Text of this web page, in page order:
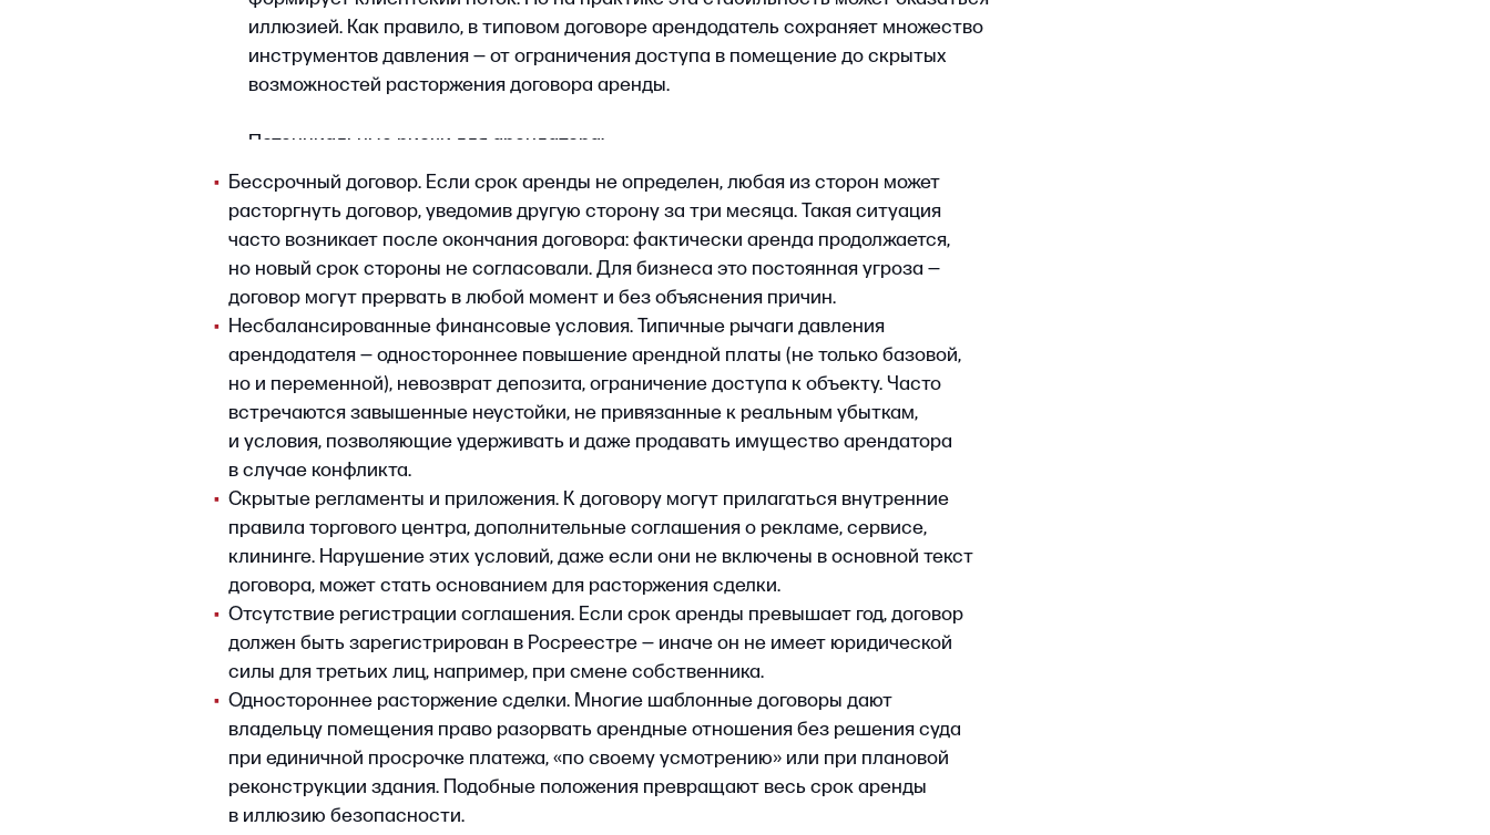
часто возникает после окончания договора: фактически аренда продолжается,
но новый срок стороны не согласовали. Для бизнеса это постоянная угроза —
договор могут прервать в любой момент и без объяснения причин.
Несбалансированные финансовые условия. Типичные рычаги давления
но и переменной), невозврат депозита, ограничение доступа к объекту. Часто
и условия, позволяющие удерживать и даже продавать имущество арендатора
в случае конфликта.
Скрытые регламенты и приложения. К договору могут прилагаться внутренние
правила торгового центра, дополнительные соглашения о рекламе, сервисе,
клининге. Нарушение этих условий, даже если они не включены в основной текст
договора, может стать основанием для расторжения сделки.
Отсутствие регистрации соглашения. Если срок аренды превышает год, договор
должен быть зарегистрирован в Росреестре — иначе он не имеет юридической
силы для третьих лиц, например, при смене собственника.
Одностороннее расторжение сделки. Многие шаблонные договоры дают
владельцу помещения право разорвать арендные отношения без решения суда
при единичной просрочке платежа, «по своему усмотрению» или при плановой
реконструкции здания. Подобные положения превращают весь срок аренды
в иллюзию безопасности.
На старте все эти нюансы выглядят как незначимые детали. Но при смене
собственника, росте рынка или конфликте с управляющей компанией они
становятся рычагами давления. Поэтому главная задача арендатора — заранее
выявить риски и заменить слабые формулировки на понятные и симметричные
условия: например, четко зафиксировать порядок продления и расторжения
аренды, ограничить усмотрение собственника и детализировать финансовые
обязательства.